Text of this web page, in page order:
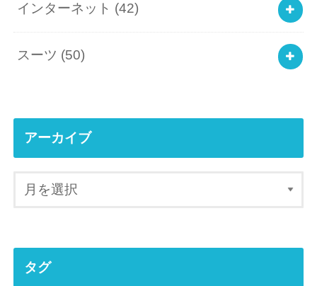
インターネット (42)
スーツ (50)
アーカイブ
タグ